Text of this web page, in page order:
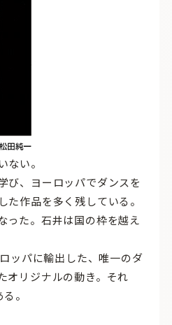
い。
び、ヨーロッパでダンスを
作品を多く残している。
った。石井は国の枠を越え
ッパに輸出した、唯一のダ
オリジナルの動き。それ
。